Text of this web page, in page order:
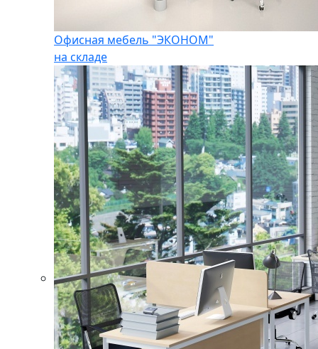
Офисная мебель "ЭКОНОМ"
на складе